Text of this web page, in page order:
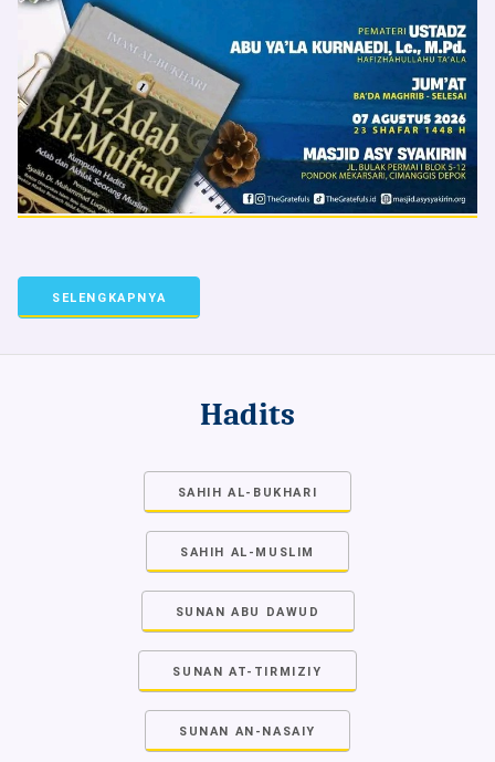
SELENGKAPNYA
Hadits
SAHIH AL-BUKHARI
SAHIH AL-MUSLIM
SUNAN ABU DAWUD
SUNAN AT-TIRMIZIY
SUNAN AN-NASAIY